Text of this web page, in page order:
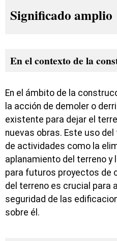
Significado amplio
En el contexto de la
En el ámbito de la
la acción de demoler o
existente para dejar el
nuevas obras. Este uso
de actividades como la
aplanamiento del terreno y
para futuros proyectos de
del terreno es crucial para
seguridad de las
sobre él.